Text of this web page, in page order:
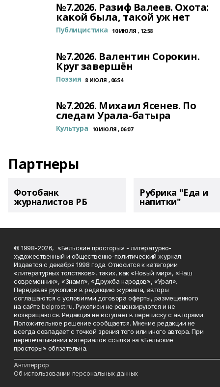
№7.2026. Разиф Валеев. Охота:
какой была, такой уж нет
Публицистика 10 ИЮЛЯ , 12:58
№7.2026. Валентин Сорокин.
Круг завершён
Поэзия 8 ИЮЛЯ , 06:54
№7.2026. Михаил Ясенев. По
следам Урала-батыра
Культура 10 ИЮЛЯ , 06:07
Партнеры
Фотобанк
журналистов РБ
Рубрика "Еда и
напитки"
© 1998-2026, «Бельские просторы» - литературно-
художественный и общественно-политический журнал.
Издается с декабря 1998 года. Относится к категории
«литературных толстяков», таких, как «Новый мир», «Наш
современник», «Знамя», «Дружба народов», «Урал».
Передавая рукописи в редакцию журнала, авторы
соглашаются с условиями договора оферты, размещенного
на сайтеbelprost.ru. Рукописи не рецензируются и не
возвращаются. Редакция не вступает в переписку с авторами.
Положительное решение сообщается. Мнение редакции не
всегда совпадает с точкой зрения того или иного автора. При
перепечатывании материалов ссылка на «Бельские
просторы» обязательна.
Антитеррор
Об использовании персональных данных